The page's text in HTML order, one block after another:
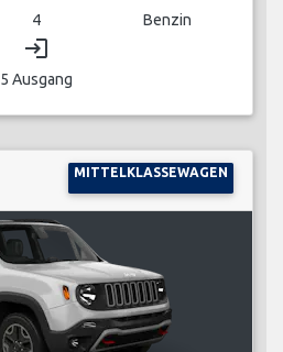
4 Benzin
login
5 Ausgang
MITTELKLASSEWAGEN